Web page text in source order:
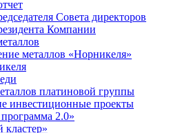
Совета директоров
Компании
металлов «Норникеля»
платиновой группы
инвестиционные проекты
2.0»